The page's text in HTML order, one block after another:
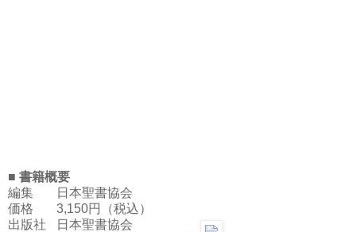
■ 書籍概要
編集
日本聖書協会
価格
3,150円（税込）
出版社
日本聖書協会